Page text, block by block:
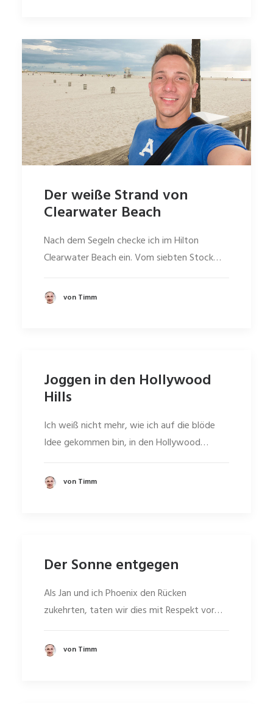
Der weiße Strand von
Clearwater Beach
Nach dem Segeln checke ich im Hilton
Clearwater Beach ein. Vom siebten Stock…
von Timm
Joggen in den Hollywood
Hills
Ich weiß nicht mehr, wie ich auf die blöde
Idee gekommen bin, in den Hollywood…
von Timm
Der Sonne entgegen
Als Jan und ich Phoenix den Rücken
zukehrten, taten wir dies mit Respekt vor…
von Timm